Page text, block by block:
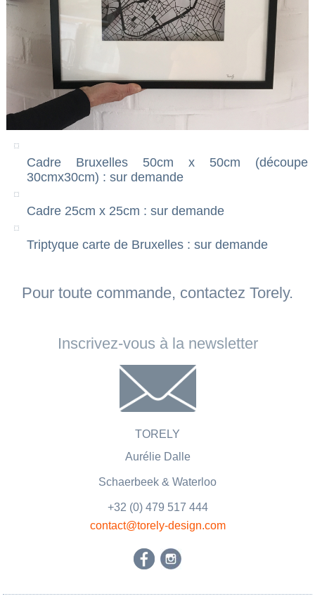
Cadre Bruxelles 50cm x 50cm (découpe
30cmx30cm) : sur demande
Cadre 25cm x 25cm : sur demande
Triptyque carte de Bruxelles : sur demande
Pour toute commande, contactez Torely.
Inscrivez-vous à la newsletter
TORELY
Aurélie Dalle
Schaerbeek & Waterloo
+32 (0) 479 517 444
contact@torely-design.com